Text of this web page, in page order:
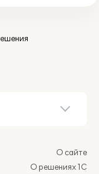
О сайте
О решениях 1С